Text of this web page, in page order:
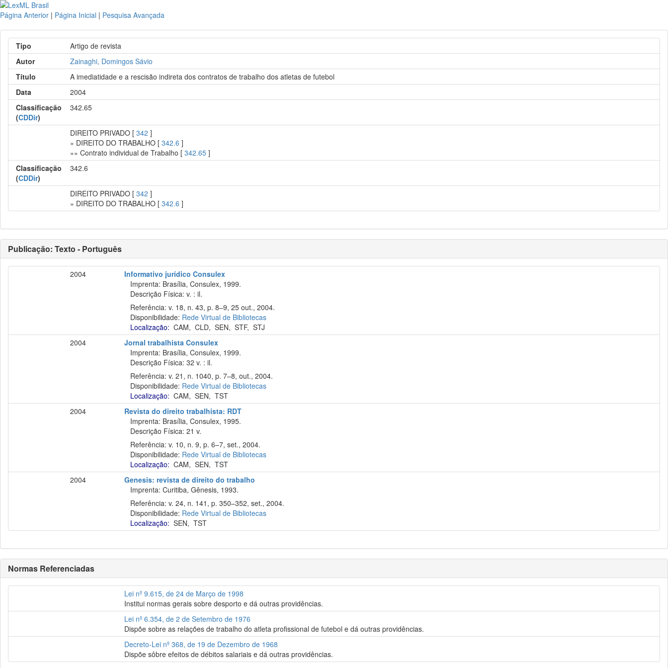
Página Anterior | Página Inicial | Pesquisa Avançada
Tipo
Artigo de revista
Autor
Zainaghi, Domingos Sávio
Título
A imediatidade e a rescisão indireta dos contratos de trabalho dos atletas de futebol
Data
2004
Classificação
(CDDir)
342.65
DIREITO PRIVADO [342 ]
» DIREITO DO TRABALHO [342.6 ]
»» Contrato individual de Trabalho [342.65 ]
Classificação
(CDDir)
342.6
DIREITO PRIVADO [342 ]
» DIREITO DO TRABALHO [342.6 ]
Publicação: Texto - Português
2004
Informativo jurídico Consulex
Imprenta: Brasília, Consulex, 1999.
Descrição Física: v. : il.
Referência: v. 18, n. 43, p. 8–9, 25 out., 2004.
Disponibilidade: Rede Virtual de Bibliotecas
Localização: CAM,CLD,SEN,STF,STJ
2004
Jornal trabalhista Consulex
Imprenta: Brasília, Consulex, 1999.
Descrição Física: 32 v. : il.
Referência: v. 21, n. 1040, p. 7–8, out., 2004.
Disponibilidade: Rede Virtual de Bibliotecas
Localização: CAM,SEN,TST
2004
Revista do direito trabalhista: RDT
Imprenta: Brasília, Consulex, 1995.
Descrição Física: 21 v.
Referência: v. 10, n. 9, p. 6–7, set., 2004.
Disponibilidade: Rede Virtual de Bibliotecas
Localização: CAM,SEN,TST
2004
Genesis: revista de direito do trabalho
Imprenta: Curitiba, Gênesis, 1993.
Referência: v. 24, n. 141, p. 350–352, set., 2004.
Disponibilidade: Rede Virtual de Bibliotecas
Localização: SEN,TST
Normas Referenciadas
Lei nº 9.615, de 24 de Março de 1998
Institui normas gerais sobre desporto e dá outras providências.
Lei nº 6.354, de 2 de Setembro de 1976
Dispõe sobre as relações de trabalho do atleta profissional de futebol e dá outras providências.
Decreto-Lei nº 368, de 19 de Dezembro de 1968
Dispõe sôbre efeitos de débitos salariais e dá outras providências.